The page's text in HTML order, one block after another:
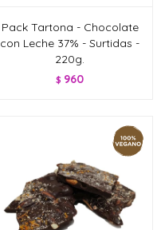
Pack Tartona - Chocolate
con Leche 37% - Surtidas -
220g.
$ 960